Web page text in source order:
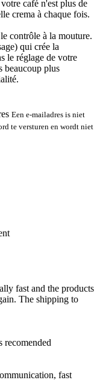
café n'est plus de
crema à chaque fois.
contrôle à la mouture.
qui crée la
le réglage de votre
beaucoup plus
Een e-mailadres is niet
te versturen en wordt niet
fast and the products
The shipping to
recomended
fast